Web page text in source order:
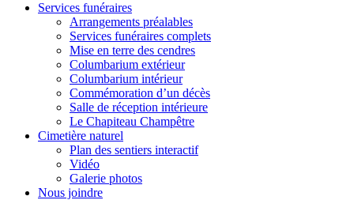
Services funéraires
Arrangements préalables
Services funéraires complets
Mise en terre des cendres
Columbarium extérieur
Columbarium intérieur
Commémoration d’un décès
Salle de réception intérieure
Le Chapiteau Champêtre
Cimetière naturel
Plan des sentiers interactif
Vidéo
Galerie photos
Nous joindre